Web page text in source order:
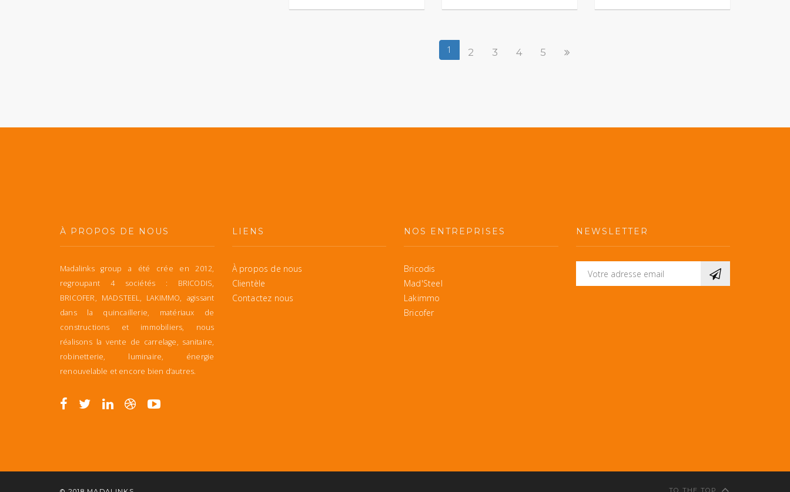
1 2 3 4 5
À PROPOS DE NOUS
Madalinks group a été crée en 2012,
regroupant 4 sociétés : BRICODIS,
BRICOFER, MADSTEEL, LAKIMMO, agissant
dans la quincaillerie, matériaux de
constructions et immobiliers, nous
réalisons la vente de carrelage, sanitaire,
robinetterie, luminaire, énergie
renouvelable et encore bien d’autres.
LIENS
À propos de nous
Clientèle
Contactez nous
NOS ENTREPRISES
Bricodis
Mad'Steel
Lakimmo
Bricofer
NEWSLETTER
TO THE TOP